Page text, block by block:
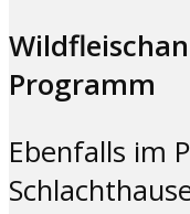
Programm
Ebenfalls im